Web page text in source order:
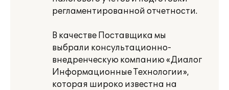
регламентированной отчетности.
В качестве Поставщика мы
выбрали консультационно-
внедренческую компанию «Диалог
Информационные Технологии»,
которая широко известна на